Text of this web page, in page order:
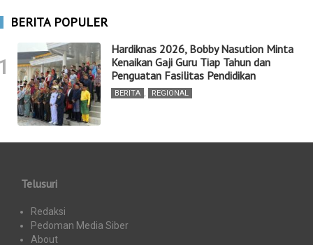
BERITA POPULER
Hardiknas 2026, Bobby Nasution Minta
Kenaikan Gaji Guru Tiap Tahun dan
Penguatan Fasilitas Pendidikan
BERITA , REGIONAL
Telusuri
Redaksi
Pedoman Media Siber
About